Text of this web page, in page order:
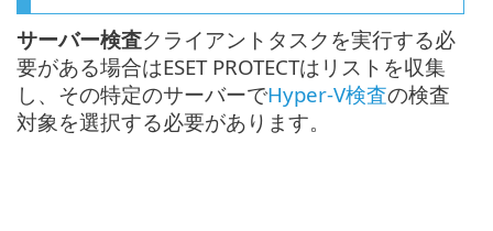
サーバー検査クライアントタスクを実行する必
要がある場合はESET PROTECTはリストを収集
し、その特定のサーバーでHyper-V検査の検査
対象を選択する必要があります。